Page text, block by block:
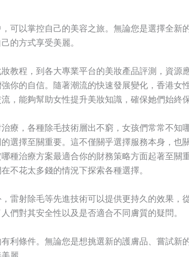
可以掌控自己的美容之旅。無論您是選擇全新
的方式享受美麗。
教程，到各大專業平台的美妝產品評測，資源
你的自信。隨著潮流的快速發展變化，香港女
，能夠幫助女性提升美妝知識，確保她們始終
療，各種除毛技術層出不窮，女孩們常常不知
選擇至關重要。這不僅關乎選擇服務本身，也
種治療方案最適合你的財務策略方面起著至關
不花太多錢的情況下探索各種選擇。
雷射除毛等先進技術可以提供更持久的效果，
們對其安全性以及是否適合不同膚質的疑問。
利條件。無論您是想挑選新的護膚品、嘗試新
麗。